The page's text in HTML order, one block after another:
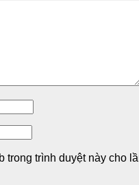
trong trình duyệt này cho